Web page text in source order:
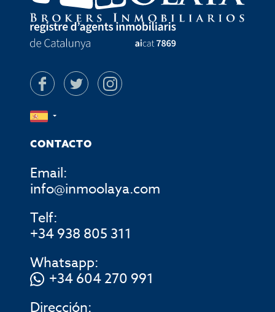
CONTACTO
Email:
info@inmoolaya.com
Telf:
+34 938 805 311
Whatsapp:
+34 604 270 991
Dirección: